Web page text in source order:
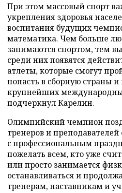
При этом массовый спорт
укрепления здоровья
воспитания будущих
математика. Чем больше
занимаются спортом, тем
среди них появятся
атлеты, которые смогут
попасть в сборную страны
крупнейших
подчеркнул Карелин.
Олимпийский чемпион
тренеров и
с профессиональным
пожелать всем, кто уже
или просто занимается
останавливаться и
тренерам, наставникам и